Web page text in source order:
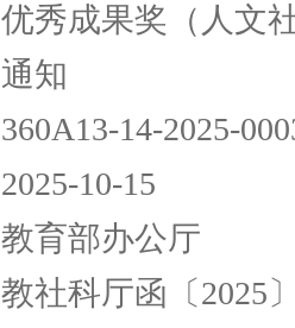
优秀成果奖（人文
通知
360A13-14-2025-
2025-10-15
教育部办公厅
教社科厅函〔2025